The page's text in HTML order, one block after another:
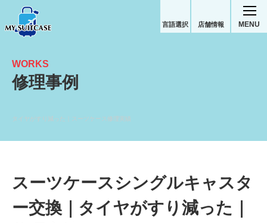
店舗情報
言語選択 MENU
タイヤがすり減った｜スーツケース修理実績
WORKS
修理事例
スーツケースシングルキャスタ
ー交換｜タイヤがすり減った｜